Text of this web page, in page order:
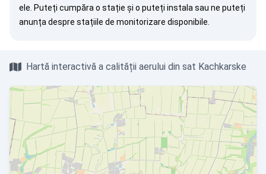
ele. Puteți cumpăra o stație și o puteți instala sau ne puteți
anunța despre stațiile de monitorizare disponibile.
Hartă interactivă a calității aerului din sat Kachkarske